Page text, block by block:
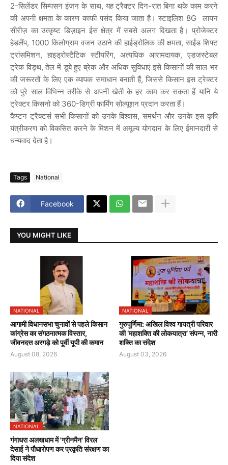
2-सिलेंडर सिम्पसन इंजन के साथ, यह ट्रैक्टर दिन-रात बिना थके काम करने
की अपनी क्षमता के कारण काफी पसंद किया जाता है। स्टाइलिश 8G लायन
सीरीज़ का उत्कृष्ट डिज़ाइन ईस क्षेत्र में सबसे अलग दिखता है। प्रोजेक्टर
हेडलैंप, 1000 किलोग्राम वजन उठाने की हाईड्रोलिक की क्षमता, साईंड शिफ्ट
ट्रांसमिशन, हाइड्रोस्टैटिक स्टीयरिंग, अत्यधिक आरामदायक, एडजस्टेबल
ट्रेक विड्थ, तेल में डूबे हुए ब्रेक और अधिक सुविधाएं इसे किसानों की साल भर
की जरूरतों के लिए एक व्यापक समाधान बनाती हैं, जिससे किसान इस ट्रेक्टर
को पुरे साल विभिन्न तरीके से अपनी खेती के हर काम कर सकता हैं यानि ये
ट्रेक्टर किसनो को 360-डिग्री फार्मिंग सोल्यूशन प्रदान करता हैं।
कैप्टन ट्रैक्टर्स सभी किसानों को उनके विश्वास, समर्थन और उनके इस कृषि
यंत्रीकरण को विकसित करने के मिशन में अमूल्य योगदान के लिए ईमानदारी से
धन्यवाद देता है।
Tags National
Facebook
YOU MIGHT LIKE
NATIONAL
आगामी विधानसभा चुनावों से पहले किसान
कांग्रेस का संगठनात्मक विस्तार,
जीवनदत्त अरगड़े को पूर्वी यूपी की कमान
August 08, 2026
NATIONAL
गुरुपूर्णिमा: अखिल विश्व गायत्री परिवार
की ‘महाशक्ति की लोकयात्रा’ संपन्न, नारी
शक्ति का संदेश
August 03, 2026
NATIONAL
गंगाधरा अलखधाम में 'ग्रीनमैन' विरल
देसाई ने पौधारोपण कर प्रकृति संरक्षण का
दिया संदेश